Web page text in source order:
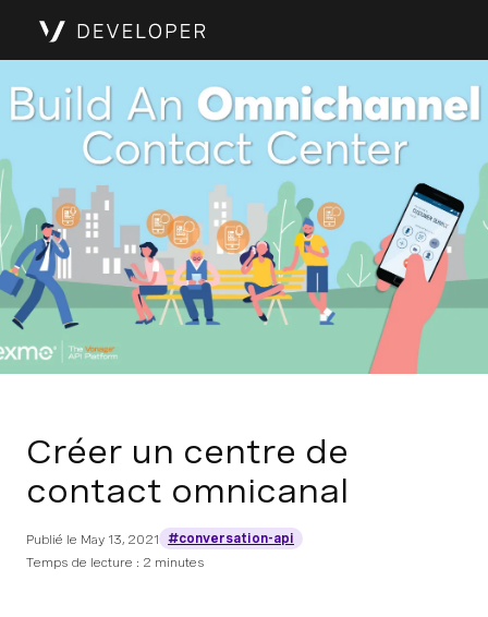
Créer un centre de
contact omnicanal
Publié le May 13, 2021
#conversation-api
Temps de lecture : 2 minutes